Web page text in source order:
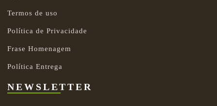
Termos de uso
Política de Privacidade
Frase Homenagem
Política Entrega
NEWSLETTER